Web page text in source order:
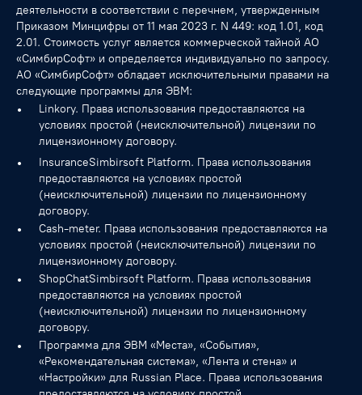
деятельности в соответствии с перечнем, утвержденным
Приказом Минцифры от 11 мая 2023 г. N 449: код 1.01, код
2.01. Стоимость услуг является коммерческой тайной АО
«СимбирСофт» и определяется индивидуально по запросу.
АО «СимбирСофт» обладает исключительными правами на
следующие программы для ЭВМ:
Linkory. Права использования предоставляются на
условиях простой (неисключительной) лицензии по
лицензионному договору.
InsuranceSimbirsoft Platform. Права использования
предоставляются на условиях простой
(неисключительной) лицензии по лицензионному
договору.
Cash-meter. Права использования предоставляются на
условиях простой (неисключительной) лицензии по
лицензионному договору.
ShopChatSimbirsoft Platform. Права использования
предоставляются на условиях простой
(неисключительной) лицензии по лицензионному
договору.
Программа для ЭВМ «Места», «События»,
«Рекомендательная система», «Лента и стена» и
«Настройки» для Russian Place. Права использования